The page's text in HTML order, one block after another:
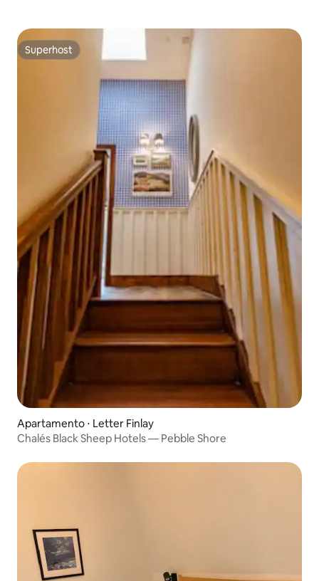
Superhost
Superhost
Apartamento ⋅ Letter Finlay
Chalés Black Sheep Hotels — Pebble Shore